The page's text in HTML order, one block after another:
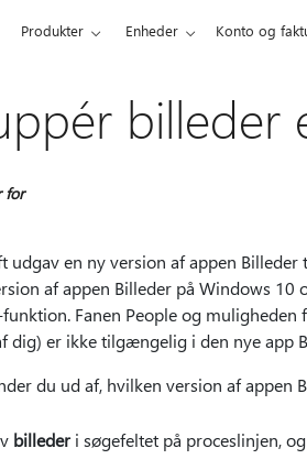
Produkter Enheder Konto og
billeder
for
udgav en ny version af appen
af appen Billeder på Windows 10
Fanen People og
dig) er ikke tilgængelig i den nye app
du ud af, hvilken version af appen
billederi søgefeltet på proceslinjen,